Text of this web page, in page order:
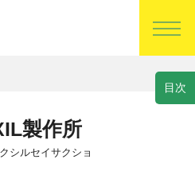
目 次
製作所
シルセイサクショ